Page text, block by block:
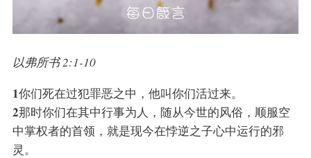
以弗所书 2:1-10
1你们死在过犯罪恶之中，他叫你们活过来。
2那时你们在其中行事为人，随从今世的风俗，顺服空
中掌权者的首领，就是现今在悖逆之子心中运行的邪
灵。